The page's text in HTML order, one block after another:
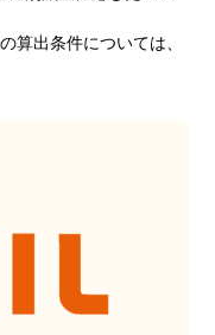
算出条件については、